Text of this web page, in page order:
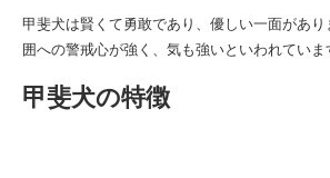
甲斐犬は賢くて勇敢であり、優しい一面があり
囲への警戒心が強く、気も強いといわれていま
甲斐犬の特徴